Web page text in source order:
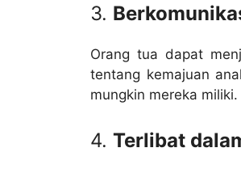
3.
Orang tua dapat
tentang kemajuan
mungkin mereka miliki.
4. Terlibat